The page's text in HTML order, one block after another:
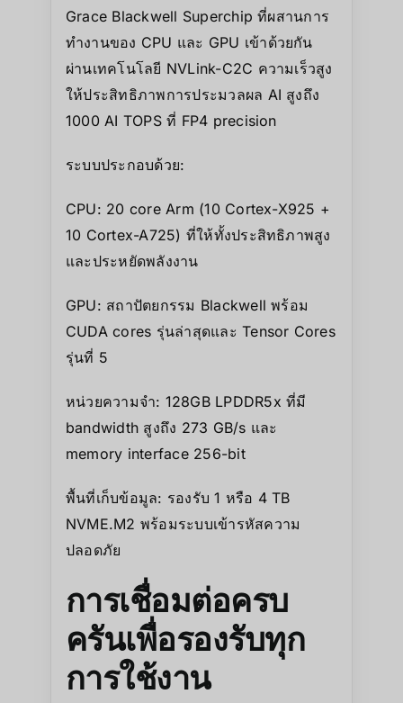
Grace Blackwell Superchip ที่ผสานการ
ทำงานของ CPU และ GPU เข้าด้วยกัน
ผ่านเทคโนโลยี NVLink-C2C ความเร็วสูง
ให้ประสิทธิภาพการประมวลผล AI สูงถึง
1000 AI TOPS ที่ FP4 precision
ระบบประกอบด้วย:
CPU: 20 core Arm (10 Cortex-X925 +
10 Cortex-A725) ที่ให้ทั้งประสิทธิภาพสูง
และประหยัดพลังงาน
GPU: สถาปัตยกรรม Blackwell พร้อม
CUDA cores รุ่นล่าสุดและ Tensor Cores
รุ่นที่ 5
หน่วยความจำ: 128GB LPDDR5x ที่มี
bandwidth สูงถึง 273 GB/s และ
memory interface 256-bit
พื้นที่เก็บข้อมูล: รองรับ 1 หรือ 4 TB
NVME.M2 พร้อมระบบเข้ารหัสความ
ปลอดภัย
การเชื่อมต่อครบ
ครันเพื่อรองรับทุก
การใช้งาน